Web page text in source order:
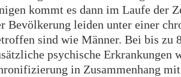
kommt es dann im Laufe der
Bevölkerung leiden unter einer
sind wie Männer. Bei bis zu
psychische Erkrankungen
in Zusammenhang